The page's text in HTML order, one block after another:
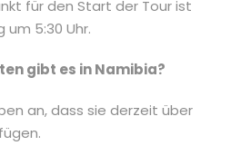
für den Start der Tour ist
5:30 Uhr.
gibt es in Namibia?
an, dass sie derzeit über